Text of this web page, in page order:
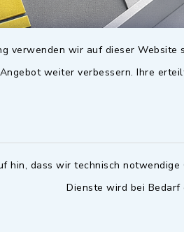
verwenden wir auf dieser
Angebot weiter verbessern. Ihre
hin, dass wir technisch
Dienste wird bei